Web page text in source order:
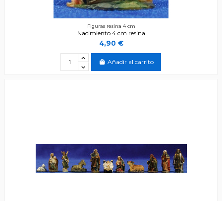
Figuras resina 4 cm
Nacimiento 4 cm resina
4,90 €
Añadir al carrito